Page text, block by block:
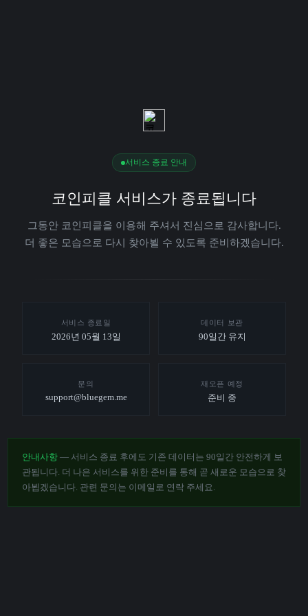
서비스 종료 안내
코인피클 서비스가 종료됩니다
그동안 코인피클을 이용해 주셔서 진심으로 감사합니다.
더 좋은 모습으로 다시 찾아뵐 수 있도록 준비하겠습니다.
서비스 종료일
2026년 05월 13일
데이터 보관
90일간 유지
문의
support@bluegem.me
재오픈 예정
준비 중
안내사항 — 서비스 종료 후에도 기존 데이터는 90일간 안전하게 보
관됩니다. 더 나은 서비스를 위한 준비를 통해 곧 새로운 모습으로 찾
아뵙겠습니다. 관련 문의는 이메일로 연락 주세요.